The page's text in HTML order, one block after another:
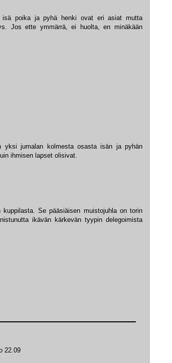
22.09
Se pääsiäisen muistojuhla on torin
ikävän kärkevän tyypin delegoimista
yksi jumalan kolmesta osasta isän ja pyhän
ihmisen lapset olisivat.
isä poika ja pyhä henki ovat eri asiat mutta
Jos ette ymmärrä, ei huolta, en minäkään